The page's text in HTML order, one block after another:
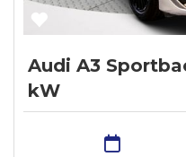
Audi A3
kW